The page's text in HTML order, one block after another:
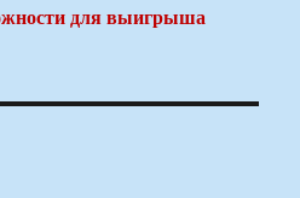
для выигрыша